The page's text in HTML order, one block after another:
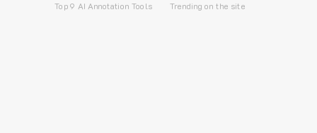
Top 9 AI Annotation Tools Trending on the site